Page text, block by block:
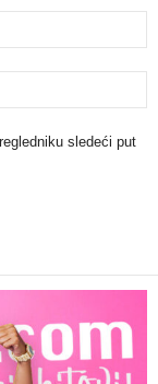
sledeći put